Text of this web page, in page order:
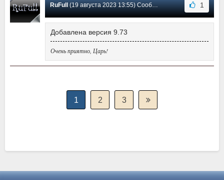
RuFull(19 августа 2023 13:55) Сообщение #24 1
Добавлена версия 9.73
Очень приятно, Царь!
1 2 3